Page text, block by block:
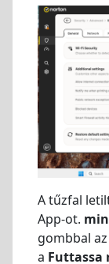
A tűzfal
App-ot.
gombbal
a Futtassa